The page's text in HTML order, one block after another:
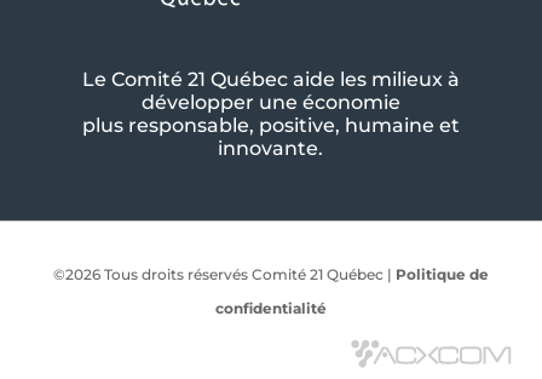
Le Comité 21 Québec aide les milieux à
développer une économie
plus responsable, positive, humaine et
innovante.
©2026 Tous droits réservés Comité 21 Québec | Politique de
confidentialité